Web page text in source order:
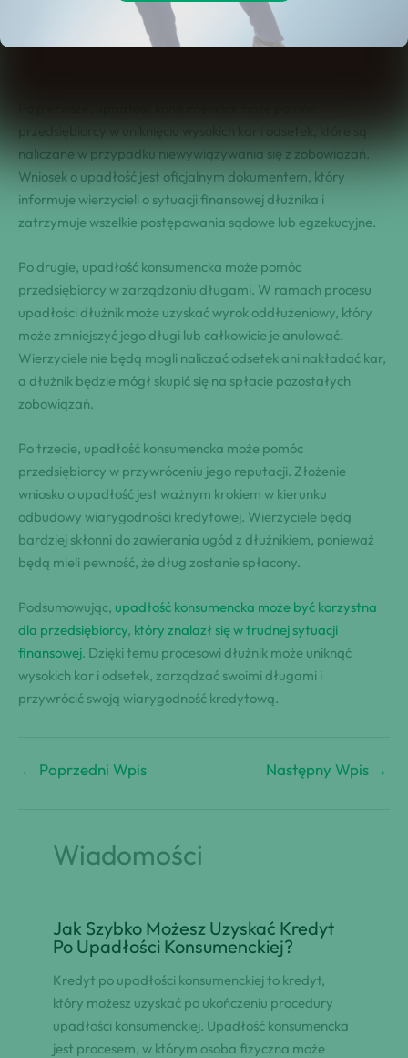
w stanie spłacić wszystkich swoich zobowiązań finansowych.
Przedsiębiorca może skorzystać z tego procesu, aby uzyskać
naliczane w przypadku niewywiązywania się z zobowiązań.
Wniosek o upadłość jest oficjalnym dokumentem, który
informuje wierzycieli o sytuacji finansowej dłużnika i
zatrzymuje wszelkie postępowania sądowe lub egzekucyjne.
Po drugie, upadłość konsumencka może pomóc
przedsiębiorcy w zarządzaniu długami. W ramach procesu
upadłości dłużnik może uzyskać wyrok oddłużeniowy, który
może zmniejszyć jego długi lub całkowicie je anulować.
Wierzyciele nie będą mogli naliczać odsetek ani nakładać kar,
a dłużnik będzie mógł skupić się na spłacie pozostałych
zobowiązań.
Po trzecie, upadłość konsumencka może pomóc
przedsiębiorcy w przywróceniu jego reputacji. Złożenie
wniosku o upadłość jest ważnym krokiem w kierunku
odbudowy wiarygodności kredytowej. Wierzyciele będą
bardziej skłonni do zawierania ugód z dłużnikiem, ponieważ
będą mieli pewność, że dług zostanie spłacony.
Podsumowując, upadłość konsumencka może być korzystna
dla przedsiębiorcy, który znalazł się w trudnej sytuacji
finansowej. Dzięki temu procesowi dłużnik może uniknąć
wysokich kar i odsetek, zarządzać swoimi długami i
przywrócić swoją wiarygodność kredytową.
← Poprzedni Wpis Następny Wpis →
Wiadomości
Jak Szybko Możesz Uzyskać Kredyt
Po Upadłości Konsumenckiej?
Kredyt po upadłości konsumenckiej to kredyt,
który możesz uzyskać po ukończeniu procedury
upadłości konsumenckiej. Upadłość konsumencka
jest procesem, w którym osoba fizyczna może